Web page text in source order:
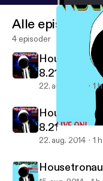
Housetronaut
Housetronaut
Alle episoder
4 episoder
8.21
22. aug. 2014 1
8.21
22. aug. 2014 1